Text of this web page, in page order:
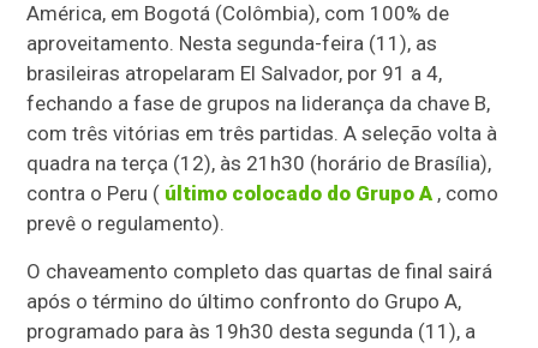
América, em Bogotá (Colômbia), com 100% de
aproveitamento. Nesta segunda-feira (11), as
brasileiras atropelaram El Salvador, por 91 a 4,
fechando a fase de grupos na liderança da chave B,
com três vitórias em três partidas. A seleção volta à
quadra na terça (12), às 21h30 (horário de Brasília),
contra o Peru ( último colocado do Grupo A , como
prevê o regulamento).
O chaveamento completo das quartas de final sairá
após o término do último confronto do Grupo A,
programado para às 19h30 desta segunda (11), a